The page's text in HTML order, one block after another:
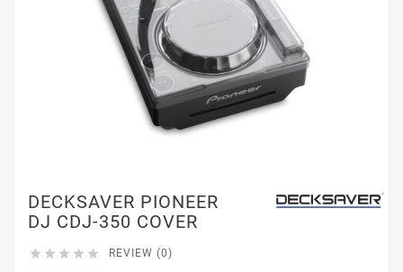
DECKSAVER PIONEER
DJ CDJ-350 COVER
     REVIEW (0)